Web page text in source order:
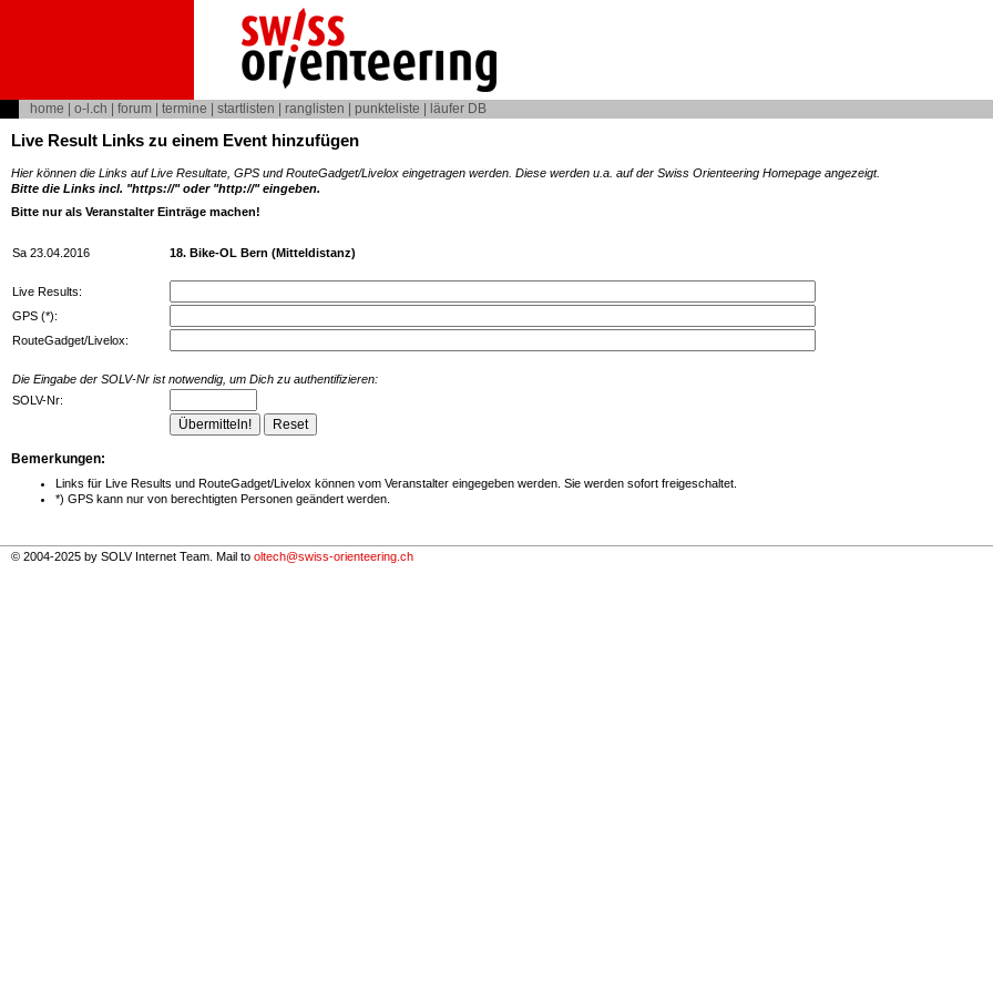
home o-l.ch forum termine startlisten ranglisten punkteliste läufer DB
Live Result Links zu einem Event hinzufügen
Hier können die Links auf Live Resultate, GPS und RouteGadget/Livelox eingetragen werden. Diese werden u.a. auf der Swiss Orienteering Homepage angezeigt.
Bitte die Links incl. "https://" oder "http://" eingeben.
Bitte nur als Veranstalter Einträge machen!
Sa 23.04.2016 18. Bike-OL Bern (Mitteldistanz)
Live Results:
GPS (*):
RouteGadget/Livelox:
Die Eingabe der SOLV-Nr ist notwendig, um Dich zu authentifizieren:
SOLV-Nr:
Bemerkungen:
Links für Live Results und RouteGadget/Livelox können vom Veranstalter eingegeben werden. Sie werden sofort freigeschaltet.
*) GPS kann nur von berechtigten Personen geändert werden.
© 2004-2025 by SOLV Internet Team. Mail to oltech@swiss-orienteering.ch